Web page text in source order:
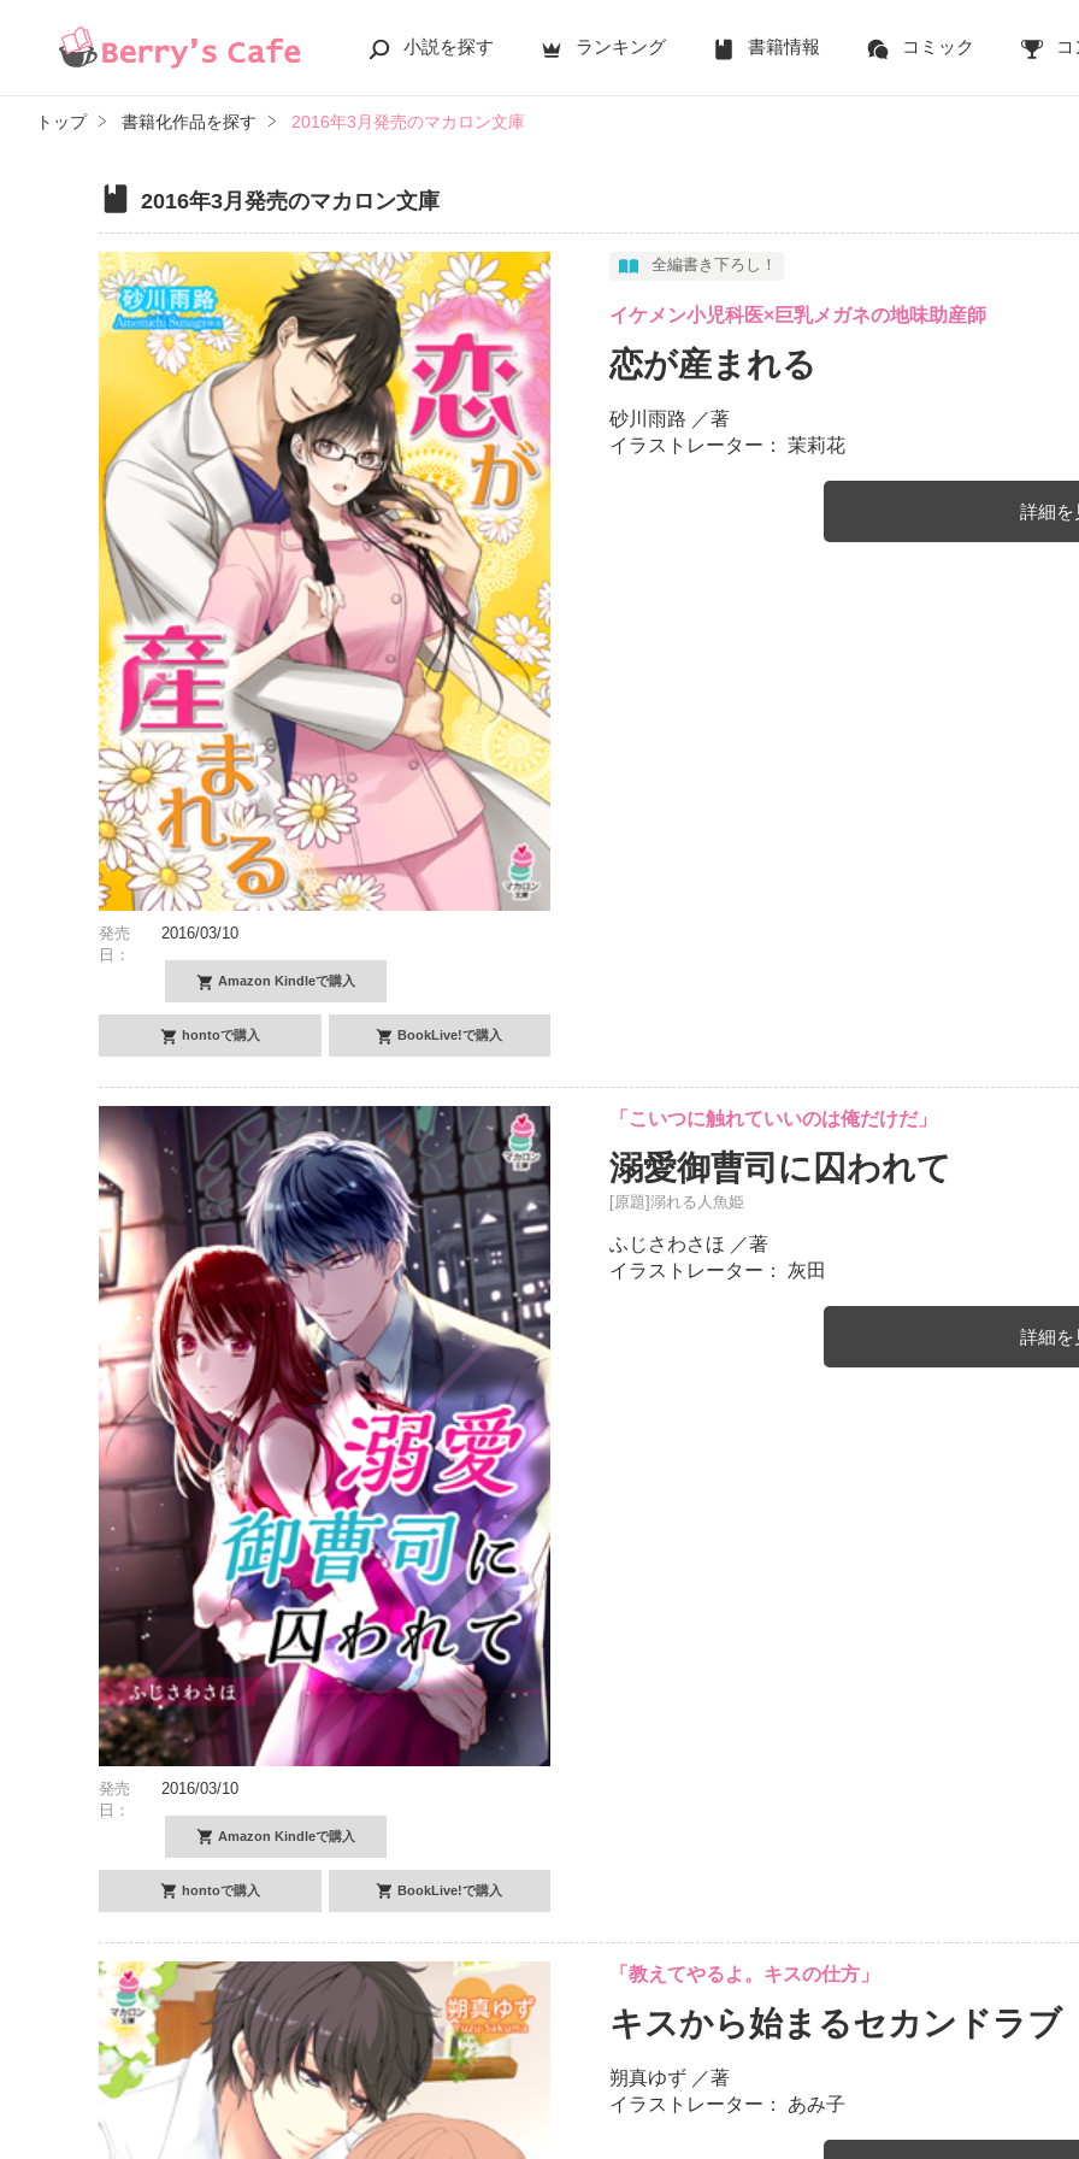
小説を探す ランキング 書籍情報 コミック
トップ 書籍化作品を探す 2016年3月発売のマカロン文庫
2016年3月発売のマカロン文庫
全編書き下ろし！
イケメン小児科医×巨乳メガネの地味助産師
恋が産まれる
砂川雨路 ／著
イラストレーター： 茉莉花
発売
日：
2016/03/10
Amazon Kindleで購入
hontoで購入 BookLive!で購入
詳細を
「こいつに触れていいのは俺だけだ」
溺愛御曹司に囚われて
[原題]溺れる人魚姫
ふじさわさほ ／著
イラストレーター： 灰田
発売
日：
2016/03/10
Amazon Kindleで購入
hontoで購入 BookLive!で購入
詳細を
「教えてやるよ。キスの仕方」
キスから始まるセカンドラブ
朔真ゆず ／著
イラストレーター： あみ子